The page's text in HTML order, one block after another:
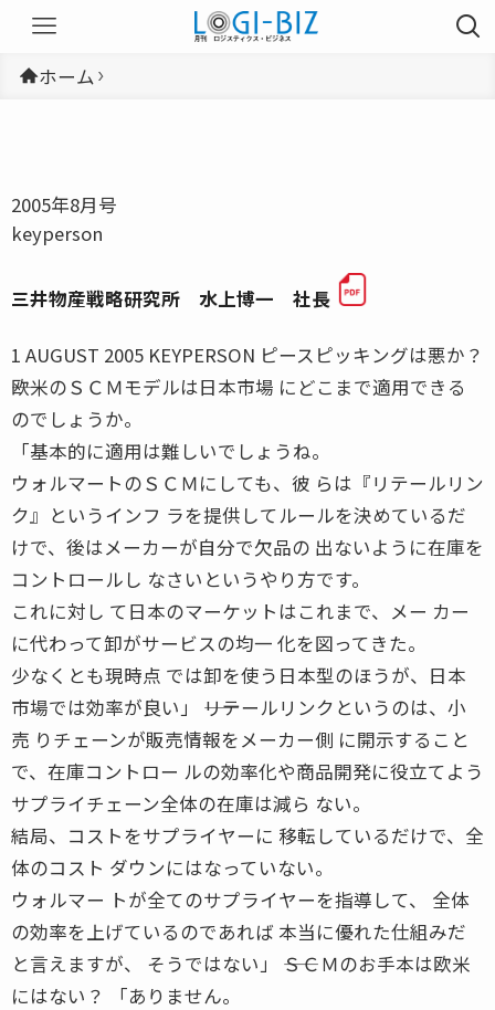
ホーム
2005年8月号
keyperson
三井物産戦略研究所 水上博一 社長
1 AUGUST 2005 KEYPERSON ピースピッキングは悪か？
――欧米のＳＣＭモデルは日本市場 にどこまで適用できる
のでしょうか。
「基本的に適用は難しいでしょうね。
ウォルマートのＳＣＭにしても、彼 らは『リテールリン
ク』というインフ ラを提供してルールを決めているだ
けで、後はメーカーが自分で欠品の 出ないように在庫を
コントロールし なさいというやり方です。
これに対し て日本のマーケットはこれまで、メー カー
に代わって卸がサービスの均一 化を図ってきた。
少なくとも現時点 では卸を使う日本型のほうが、日本
市場では効率が良い」 ――リテールリンクというのは、小
売 りチェーンが販売情報をメーカー側 に開示すること
で、在庫コントロー ルの効率化や商品開発に役立てよう
サプライチェーン全体の在庫は減ら ない。
結局、コストをサプライヤーに 移転しているだけで、全
体のコスト ダウンにはなっていない。
ウォルマー トが全てのサプライヤーを指導して、 全体
の効率を上げているのであれば 本当に優れた仕組みだ
と言えますが、 そうではない」 ――ＳＣＭのお手本は欧米
にはない？ 「ありません。